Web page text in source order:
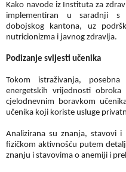
Kako navode iz Instituta za
implementiran u saradnji s
dobojskog kantona, uz
nutricionizma i javnog zdravlja.
Podizanje svijesti učenika
Tokom istraživanja,
energetskih vrijednosti
cjelodnevnim boravkom
učenika koji koriste usluge
Analizirana su znanja, stavovi
fizičkom aktivnošću putem
znanju i stavovima o anemiji i